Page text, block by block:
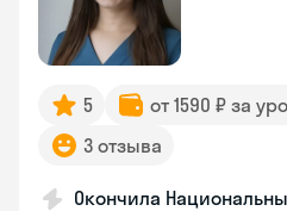
5 от 1590 ₽ за
3 отзыва
Окончила